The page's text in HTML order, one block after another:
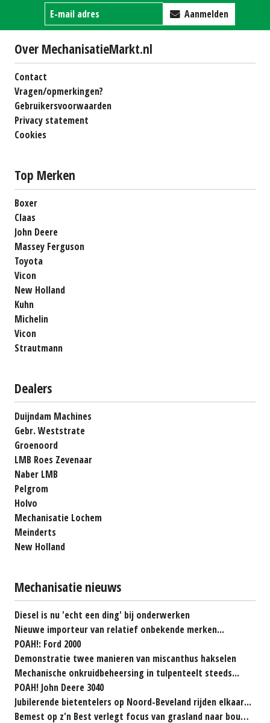
Aanmelden
Over MechanisatieMarkt.nl
Contact
Vragen/opmerkingen?
Gebruikersvoorwaarden
Privacy statement
Cookies
Top Merken
Boxer
Claas
John Deere
Massey Ferguson
Toyota
Vicon
New Holland
Kuhn
Michelin
Vicon
Strautmann
Dealers
Duijndam Machines
Gebr. Weststrate
Groenoord
LMB Roes Zevenaar
Naber LMB
Pelgrom
Holvo
Mechanisatie Lochem
Meinderts
New Holland
Mechanisatie nieuws
Diesel is nu 'echt een ding' bij onderwerken
Nieuwe importeur van relatief onbekende merken...
POAH!: Ford 2000
Demonstratie twee manieren van miscanthus hakselen
Mechanische onkruidbeheersing in tulpenteelt steeds...
POAH! John Deere 3040
Jubilerende bietentelers op Noord-Beveland rijden elkaar...
Bemest op z'n Best verlegt focus van grasland naar bouwland